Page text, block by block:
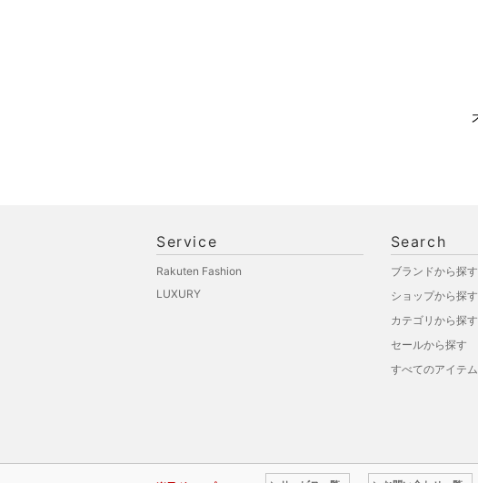
Service
Rakuten Fashion
LUXURY
Search
ブランドから探す
ショップから探す
カテゴリから探す
セールから探す
すべてのアイテム